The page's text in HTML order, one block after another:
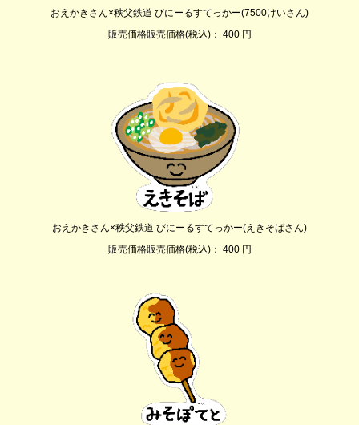
おえかきさん×秩父鉄道 びにーるすてっかー(7500けいさん)
販売価格販売価格(税込)： 400 円
おえかきさん×秩父鉄道 びにーるすてっかー(えきそばさん)
販売価格販売価格(税込)： 400 円